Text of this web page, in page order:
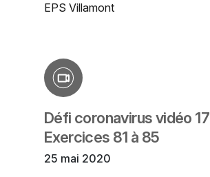
EPS Villamont
Défi coronavirus vidéo 17
Exercices 81 à 85
25 mai 2020